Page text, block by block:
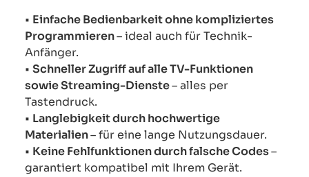
• Einfache Bedienbarkeit ohne kompliziertes
Programmieren– ideal auch für Technik-
Anfänger.
• Schneller Zugriff auf alle TV-Funktionen
sowie Streaming-Dienste– alles per
Tastendruck.
• Langlebigkeit durch hochwertige
Materialien– für eine lange Nutzungsdauer.
• Keine Fehlfunktionen durch falsche Codes–
garantiert kompatibel mit Ihrem Gerät.